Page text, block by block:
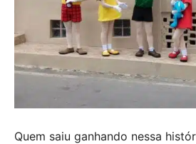
Quem saiu ganhando nessa